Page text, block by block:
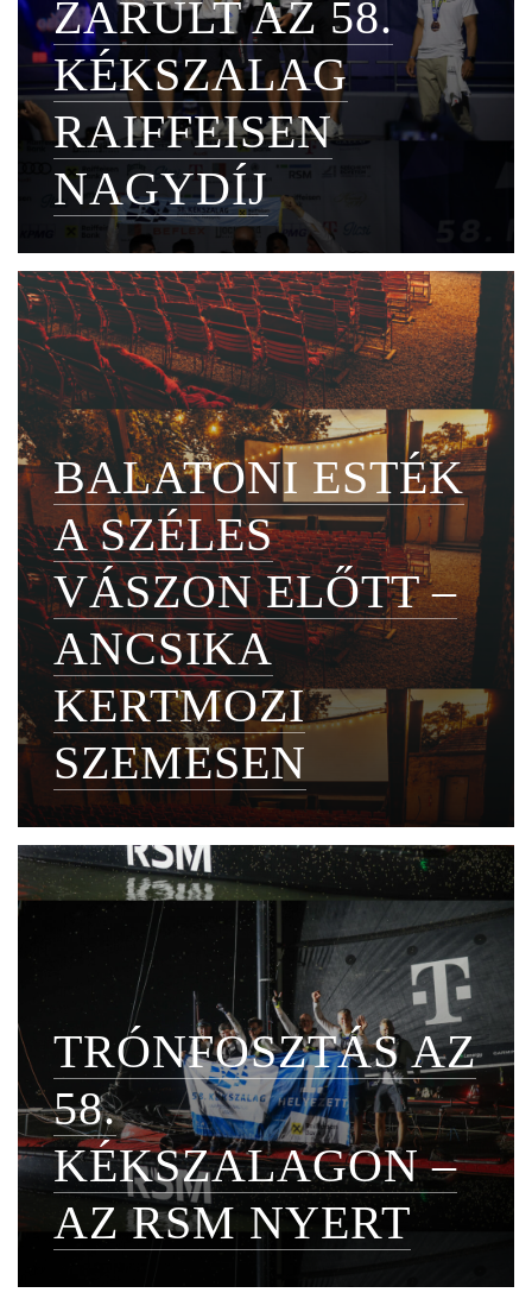
ZÁRULT AZ 58.
KÉKSZALAG
RAIFFEISEN
NAGYDÍJ
BALATONI ESTÉK
A SZÉLES
VÁSZON ELŐTT –
ANCSIKA
KERTMOZI
SZEMESEN
TRÓNFOSZTÁS AZ
58.
KÉKSZALAGON –
AZ RSM NYERT